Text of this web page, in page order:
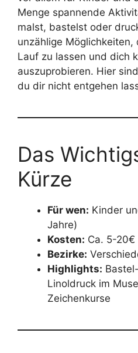
Menge spannende
malst, bastelst oder
unzählige
Lauf zu lassen und dich
auszuprobieren. Hier
du dir nicht entgehen
Das
Kürze
Für wen: Kinder
Jahre)
Kosten: Ca. 5-20€
Bezirke:
Highlights:
Linoldruck im
Zeichenkurse